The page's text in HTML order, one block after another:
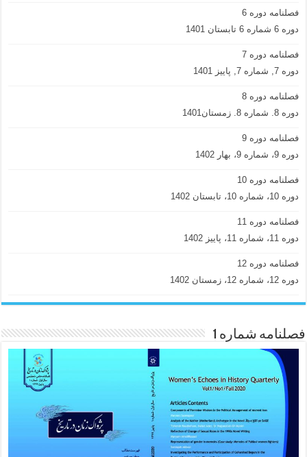
فصلنامه دوره 6
دوره 6 شماره 6 تابستان 1401
فصلنامه دوره 7
دوره 7, شماره 7, پاییز 1401
فصلنامه دوره 8
دوره 8. شماره 8. زمستان1401
فصلنامه دوره 9
دوره 9، شماره 9، بهار 1402
فصلنامه دوره 10
دوره 10، شماره 10، تابستان 1402
فصلنامه دوره 11
دوره 11، شماره 11، پاییز 1402
فصلنامه دوره 12
دوره 12، شماره 12، زمستان 1402
فصلنامه شماره 1